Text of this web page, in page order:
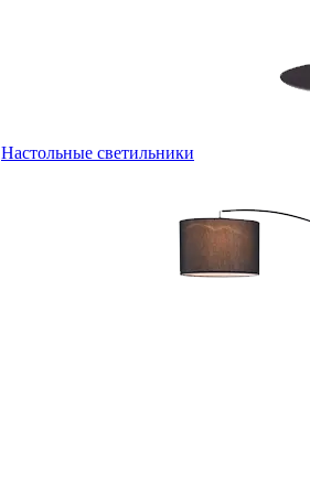
Настольные светильники